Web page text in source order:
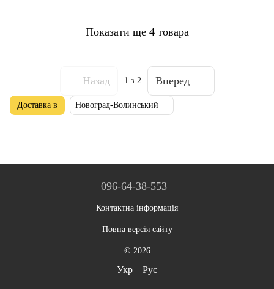
Показати ще 4 товара
Назад 1 з 2 Вперед
Доставка в Новоград-Волинський
096-64-38-553
Контактна інформація
Повна версія сайту
© 2026
Укр Рус